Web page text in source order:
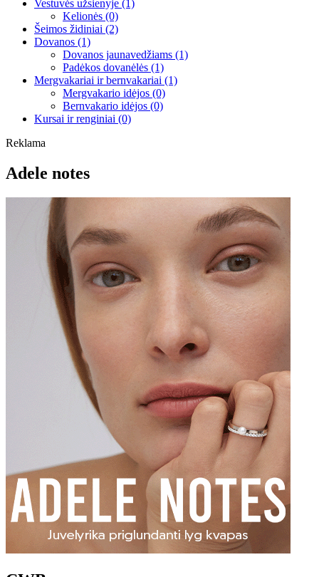
Vestuvės užsienyje (1)
Kelionės (0)
Šeimos židiniai (2)
Dovanos (1)
Dovanos jaunavedžiams (1)
Padėkos dovanėlės (1)
Mergvakariai ir bernvakariai (1)
Mergvakario idėjos (0)
Bernvakario idėjos (0)
Kursai ir renginiai (0)
Reklama
Adele notes